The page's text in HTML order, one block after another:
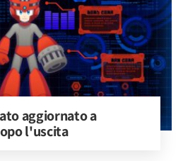
aggiornato a
l'uscita